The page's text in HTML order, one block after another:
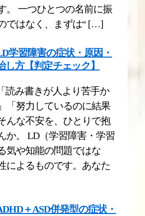
。 一つひとつの名前に振
ではなく、まずは“ […]
学習障害の症状・原因・
し方【判定チェック】
「読み書きが人より苦手か
「努力しているのに結果
んな不安を、ひとりで抱
か。 LD（学習障害・学習
気や知能の問題ではな
によるものです。あなた
＋ASD併発型の症状・